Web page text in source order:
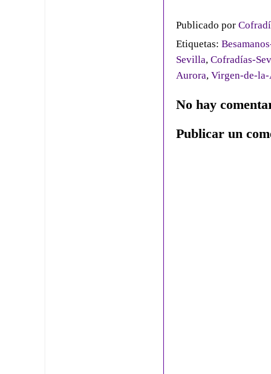
Publicado por
Etiquetas:
Sevilla, Cofradías-
Aurora, Virgen-de-
No hay
Publicar un